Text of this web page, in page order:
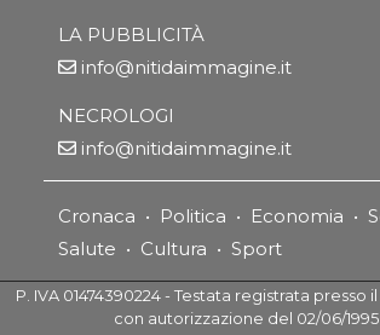
LA PUBBLICITÀ
info@nitidaimmagine.it
NECROLOGI
info@nitidaimmagine.it
Cronaca • Politica • Economia •
Salute • Cultura • Sport
P. IVA 01474390224 - Testata registrata presso
con autorizzazione del 02/06/1995